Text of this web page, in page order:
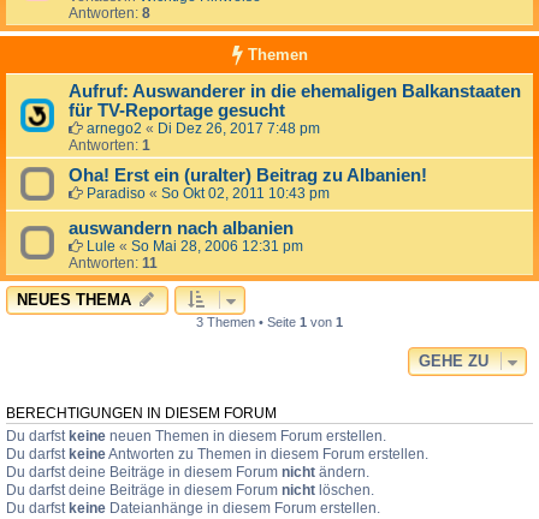
Antworten: 8
Themen
Aufruf: Auswanderer in die ehemaligen Balkanstaaten
für TV-Reportage gesucht
arnego2 « Di Dez 26, 2017 7:48 pm
Antworten: 1
Oha! Erst ein (uralter) Beitrag zu Albanien!
Paradiso « So Okt 02, 2011 10:43 pm
auswandern nach albanien
Lule « So Mai 28, 2006 12:31 pm
Antworten: 11
NEUES THEMA
3 Themen • Seite 1 von 1
GEHE ZU
BERECHTIGUNGEN IN DIESEM FORUM
Du darfst keine neuen Themen in diesem Forum erstellen.
Du darfst keineAntworten zu Themen in diesem Forum erstellen.
Du darfst deine Beiträge in diesem Forum nicht ändern.
Du darfst deine Beiträge in diesem Forum nicht löschen.
Du darfst keine Dateianhänge in diesem Forum erstellen.